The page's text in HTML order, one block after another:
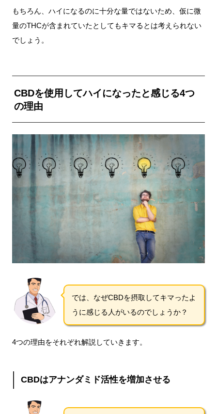
もちろん、ハイになるのに十分な量ではないため、仮に微
量のTHCが含まれていたとしてもキマるとは考えられない
でしょう。
CBDを使用してハイになったと感じる4つ
の理由
では、なぜCBDを摂取してキマったよ
うに感じる人がいるのでしょうか？
4つの理由をそれぞれ解説していきます。
CBDはアナンダミド活性を増加させる